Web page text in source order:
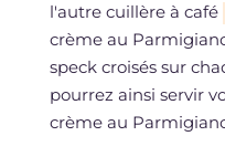
l'autre cuillère à café
crème au
speck croisés sur
pourrez ainsi servir
crème au